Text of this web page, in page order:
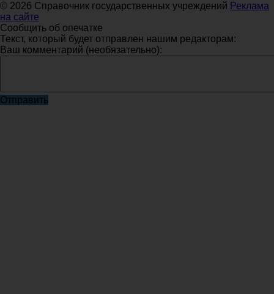
© 2026 Справочник государственных учреждений Реклама
на сайте
Сообщить об опечатке
Текст, который будет отправлен нашим редакторам:
Ваш комментарий (необязательно):
Отправить